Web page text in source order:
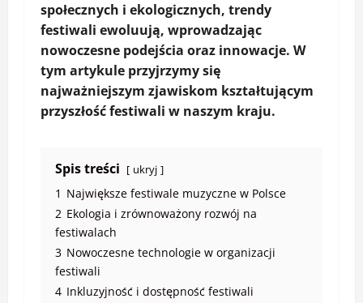
społecznych i ekologicznych, trendy
festiwali ewoluują, wprowadzając
nowoczesne podejścia oraz innowacje. W
tym artykule przyjrzymy się
najważniejszym zjawiskom kształtującym
przyszłość festiwali w naszym kraju.
Spis treści ukryj
1 Największe festiwale muzyczne w Polsce
2 Ekologia i zrównoważony rozwój na
festiwalach
3 Nowoczesne technologie w organizacji
festiwali
4 Inkluzyjność i dostępność festiwali